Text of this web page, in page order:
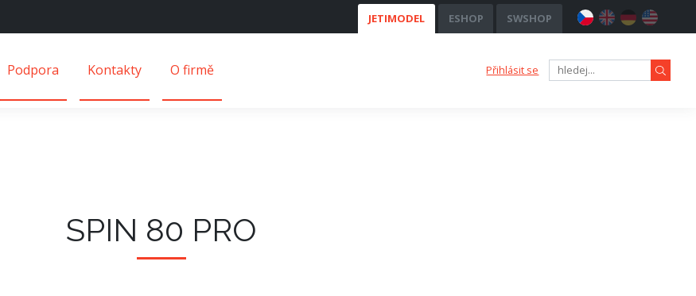
JETIMODEL ESHOP SWSHOP
Podpora Kontakty O firmě Přihlásit se
SPIN 80 PRO